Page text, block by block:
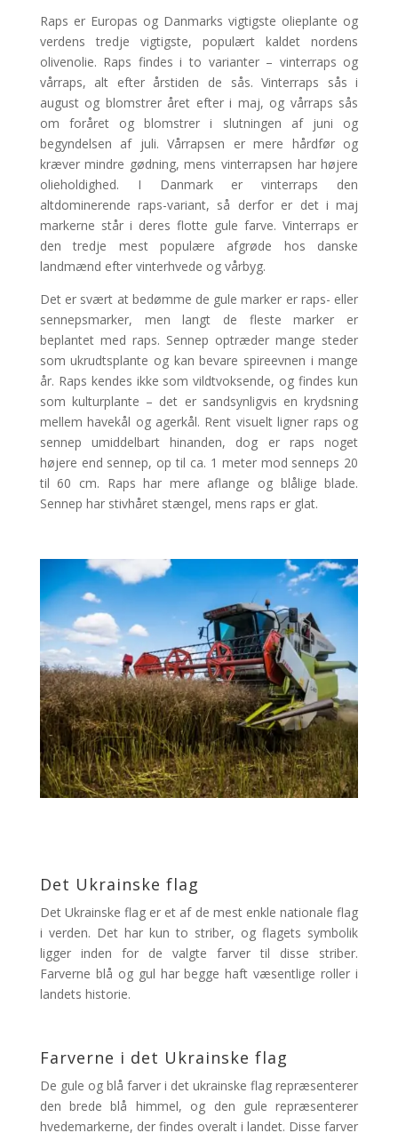
Raps er Europas og Danmarks vigtigste olieplante og
verdens tredje vigtigste, populært kaldet nordens
olivenolie. Raps findes i to varianter – vinterraps og
vårraps, alt efter årstiden de sås. Vinterraps sås i
august og blomstrer året efter i maj, og vårraps sås
om foråret og blomstrer i slutningen af juni og
begyndelsen af juli. Vårrapsen er mere hårdfør og
kræver mindre gødning, mens vinterrapsen har højere
olieholdighed. I Danmark er vinterraps den
altdominerende raps-variant, så derfor er det i maj
markerne står i deres flotte gule farve. Vinterraps er
den tredje mest populære afgrøde hos danske
landmænd efter vinterhvede og vårbyg.
Det er svært at bedømme de gule marker er raps- eller
sennepsmarker, men langt de fleste marker er
beplantet med raps. Sennep optræder mange steder
som ukrudtsplante og kan bevare spireevnen i mange
år. Raps kendes ikke som vildtvoksende, og findes kun
som kulturplante – det er sandsynligvis en krydsning
mellem havekål og agerkål. Rent visuelt ligner raps og
sennep umiddelbart hinanden, dog er raps noget
højere end sennep, op til ca. 1 meter mod senneps 20
til 60 cm. Raps har mere aflange og blålige blade.
Sennep har stivhåret stængel, mens raps er glat.
Det Ukrainske flag
Det Ukrainske flag er et af de mest enkle nationale flag
i verden. Det har kun to striber, og flagets symbolik
ligger inden for de valgte farver til disse striber.
Farverne blå og gul har begge haft væsentlige roller i
landets historie.
Farverne i det Ukrainske flag
De gule og blå farver i det ukrainske flag repræsenterer
den brede blå himmel, og den gule repræsenterer
hvedemarkerne, der findes overalt i landet. Disse farver